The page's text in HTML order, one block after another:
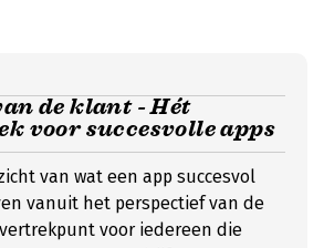
de klant - Hét
voor succesvolle apps
van wat een app succesvol
vanuit het perspectief van de
voor iedereen die